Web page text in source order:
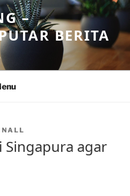
–
BERITA
Singapura agar